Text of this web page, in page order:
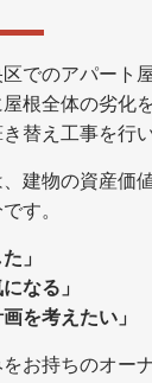
でのアパート
根全体の劣化
替え工事を行
建物の資産価
す。
」
なる」
を考えたい」
お持ちのオー